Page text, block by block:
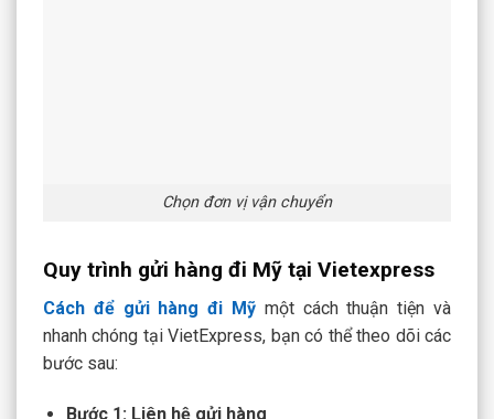
Chọn đơn vị vận chuyển
Quy trình gửi hàng đi Mỹ tại Vietexpress
Cách để gửi hàng đi Mỹ một cách thuận tiện và
nhanh chóng tại VietExpress, bạn có thể theo dõi các
bước sau:
Bước 1: Liên hệ gửi hàng